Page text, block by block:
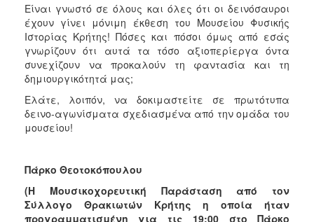
Είναι γνωστό σε όλους και όλες ότι οι δεινόσαυροι
έχουν γίνει μόνιμη έκθεση του Μουσείου Φυσικής
Ιστορίας Κρήτης! Πόσες και πόσοι όμως από εσάς
γνωρίζουν ότι αυτά τα τόσο αξιοπερίεργα όντα
συνεχίζουν να προκαλούν τη φαντασία και τη
δημιουργικότητά μας;
Ελάτε, λοιπόν, να δοκιμαστείτε σε πρωτότυπα
δεινο-αγωνίσματα σχεδιασμένα από την ομάδα του
μουσείου!
Πάρκο Θεοτοκόπουλου
(Η Μουσικοχορευτική Παράσταση από τον
Σύλλογο Θρακιωτών Κρήτης η οποία ήταν
προγραμματισμένη για τις 19:00 στο Πάρκο